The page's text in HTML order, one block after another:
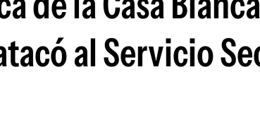
al Servicio